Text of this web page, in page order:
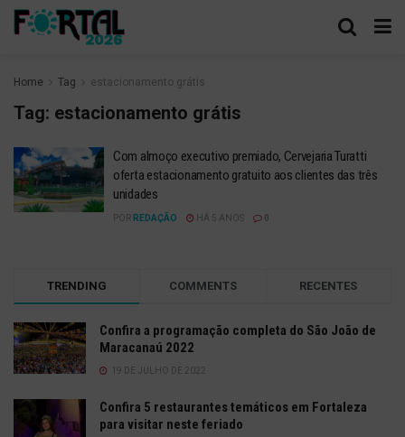
Home Tag estacionamento grátis
Tag: estacionamento grátis
Com almoço executivo premiado, Cervejaria Turatti
oferta estacionamento gratuito aos clientes das três
unidades
POR REDAÇÃO HÁ 5 ANOS
TRENDING COMMENTS RECENTES
Confira a programação completa do São João de
Maracanaú 2022
19 DE JULHO DE 2022
Confira 5 restaurantes temáticos em Fortaleza
para visitar neste feriado